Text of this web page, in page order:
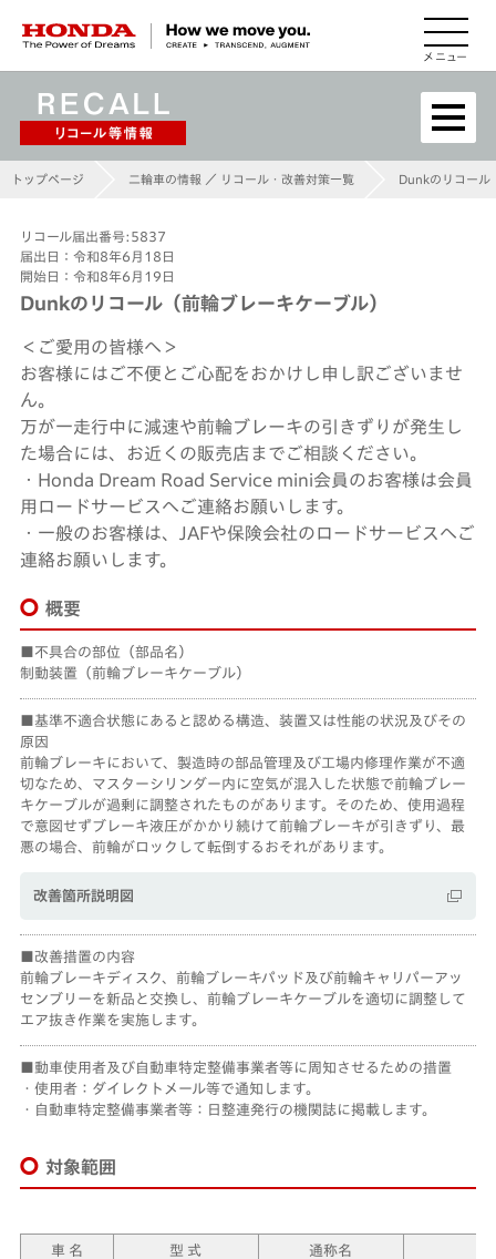
HONDA The Power of Dreams
トップページ 二輪車の情報 ／ リコール・改善対策一覧 Dunkのリコール
リコール届出番号:5837
届出日：令和8年6月18日
開始日：令和8年6月19日
Dunkのリコール（前輪ブレーキケーブル）
＜ご愛用の皆様へ＞
お客様にはご不便とご⼼配をおかけし申し訳ございませ
ん。
万が一走行中に減速や前輪ブレーキの引きずりが発生し
た場合には、お近くの販売店までご相談ください。
・Honda Dream Road Service mini会員のお客様は会員
用ロードサービスへご連絡お願いします。
・一般のお客様は、JAFや保険会社のロードサービスへご
連絡お願いします。
概要
不具合の部位（部品名）
制動装置（前輪ブレーキケーブル）
基準不適合状態にあると認める構造、装置又は性能の状況及びその
原因
前輪ブレーキにおいて、製造時の部品管理及び工場内修理作業が不適
切なため、マスターシリンダー内に空気が混入した状態で前輪ブレー
キケーブルが過剰に調整されたものがあります。そのため、使用過程
で意図せずブレーキ液圧がかかり続けて前輪ブレーキが引きずり、最
悪の場合、前輪がロックして転倒するおそれがあります。
改善箇所説明図
改善措置の内容
前輪ブレーキディスク、前輪ブレーキパッド及び前輪キャリパーアッ
センブリーを新品と交換し、前輪ブレーキケーブルを適切に調整して
エア抜き作業を実施します。
動車使用者及び自動車特定整備事業者等に周知させるための措置
・使用者：ダイレクトメール等で通知します。
・自動車特定整備事業者等：日整連発行の機関誌に掲載します。
対象範囲
車 名 型 式 通称名